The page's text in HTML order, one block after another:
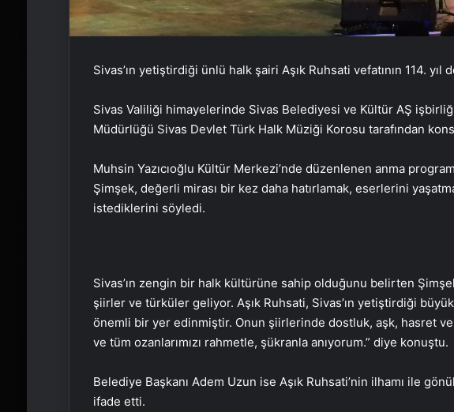
Sivas’ın yetiştirdiği ünlü halk şairi Aşık Ruhsati vefatının 114. yıl
Sivas Valiliği himayelerinde Sivas Belediyesi ve Kültür AŞ
Müdürlüğü Sivas Devlet Türk Halk Müziği Korosu tarafından
Muhsin Yazıcıoğlu Kültür Merkezi’nde düzenlenen anma
Şimşek, değerli mirası bir kez daha hatırlamak, eserlerini
istediklerini söyledi.
Sivas’ın zengin bir halk kültürüne sahip olduğunu belirten
şiirler ve türküler geliyor. Aşık Ruhsati, Sivas’ın yetiştirdiği
önemli bir yer edinmiştir. Onun şiirlerinde dostluk, aşk, hasret ve
ve tüm ozanlarımızı rahmetle, şükranla anıyorum.” diye konuştu.
Belediye Başkanı Adem Uzun ise Aşık Ruhsati’nin ilhamı ile
ifade etti.